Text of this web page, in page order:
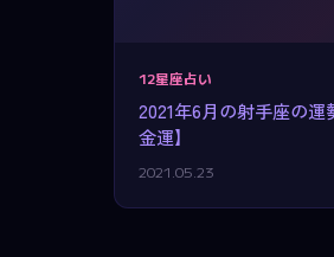
12星座占い
2021年6月の射手座の運
金運】
2021.05.23